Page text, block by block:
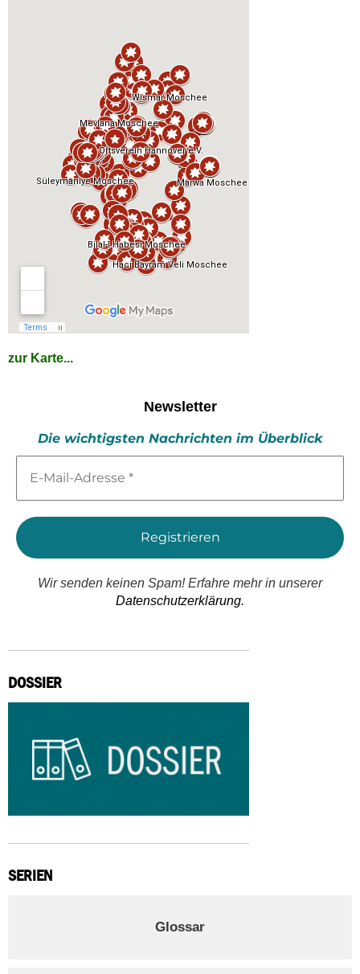
zur Karte...
Newsletter
Die wichtigsten Nachrichten im Überblick
Mail-
*
Wir senden keinen Spam! Erfahre mehr in unserer
Datenschutzerklärung.
DOSSIER
SERIEN
Glossar